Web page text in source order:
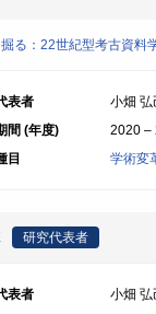
る：22世紀型考古資料
表者
小畑 弘
間 (年度)
2020 –
目
学術変
研究代表者
表者
小畑 弘